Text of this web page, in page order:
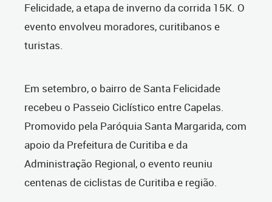
Felicidade, a etapa de inverno da corrida 15K. O
evento envolveu moradores, curitibanos e
turistas.
Em setembro, o bairro de Santa Felicidade
recebeu o Passeio Ciclístico entre Capelas.
Promovido pela Paróquia Santa Margarida, com
apoio da Prefeitura de Curitiba e da
Administração Regional, o evento reuniu
centenas de ciclistas de Curitiba e região.